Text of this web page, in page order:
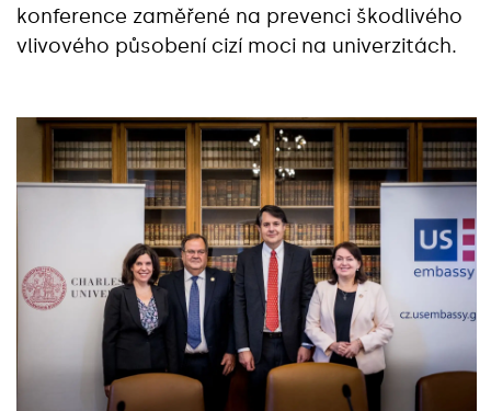
konference zaměřené na prevenci škodlivého
vlivového působení cizí moci na univerzitách.